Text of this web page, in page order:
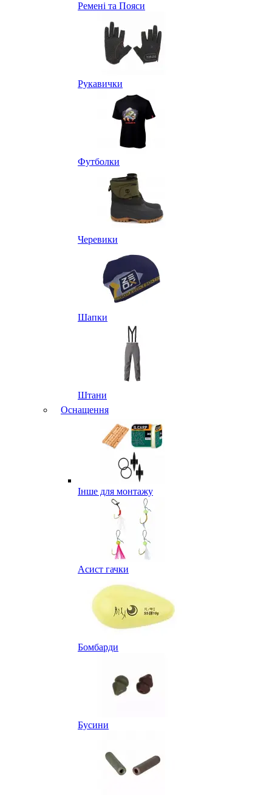
Ремені та Пояси
Рукавички
Футболки
Черевики
Шапки
Штани
Оснащення
Інше для монтажу
Асист гачки
Бомбарди
Бусини